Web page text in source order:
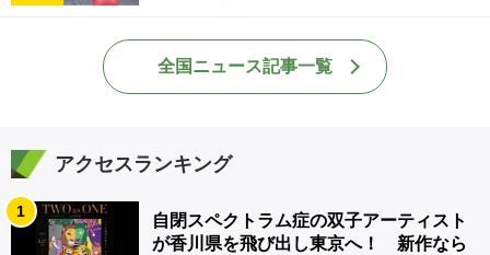
全国ニュース記事一覧
アクセスランキング
1
自閉スペクトラム症の双子アーティスト
が香川県を飛び出し東京へ！ 新作なら